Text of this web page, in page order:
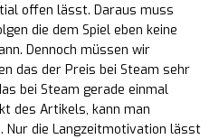
offen lässt. Daraus muss
die dem Spiel eben keine
Dennoch müssen wir
das der Preis bei Steam sehr
bei Steam gerade einmal
des Artikels, kann man
Nur die Langzeitmotivation lässt